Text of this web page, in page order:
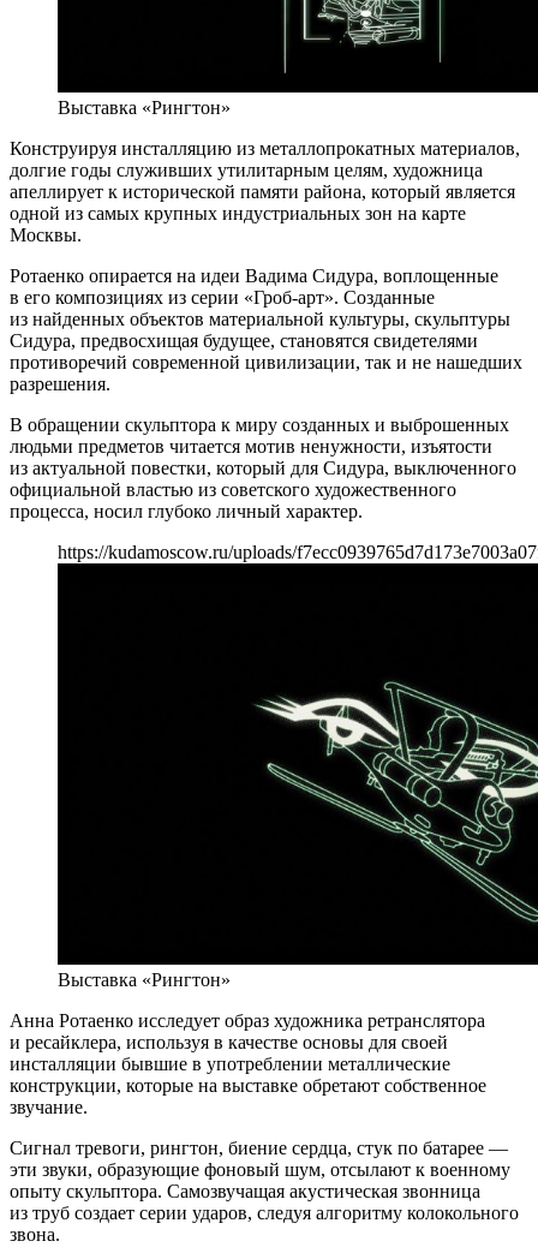
Выставка «Рингтон»
Конструируя инсталляцию из металлопрокатных материалов,
долгие годы служивших утилитарным целям, художница
апеллирует к исторической памяти района, который является
одной из самых крупных индустриальных зон на карте
Москвы.
Ротаенко опирается на идеи Вадима Сидура, воплощенные
в его композициях из серии «Гроб-арт». Созданные
из найденных объектов материальной культуры, скульптуры
Сидура, предвосхищая будущее, становятся свидетелями
противоречий современной цивилизации, так и не нашедших
разрешения.
В обращении скульптора к миру созданных и выброшенных
людьми предметов читается мотив ненужности, изъятости
из актуальной повестки, который для Сидура, выключенного
официальной властью из советского художественного
процесса, носил глубоко личный характер.
https://kudamoscow.ru/uploads/
Выставка «Рингтон»
Анна Ротаенко исследует образ художника ретранслятора
и ресайклера, используя в качестве основы для своей
инсталляции бывшие в употреблении металлические
конструкции, которые на выставке обретают собственное
звучание.
Сигнал тревоги, рингтон, биение сердца, стук по батарее —
эти звуки, образующие фоновый шум, отсылают к военному
опыту скульптора. Самозвучащая акустическая звонница
из труб создает серии ударов, следуя алгоритму колокольного
звона.